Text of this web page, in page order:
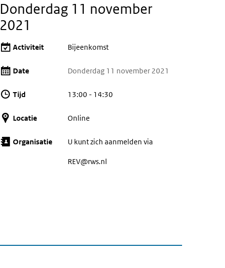
Donderdag 11 november
2021
Activiteit Bijeenkomst
Date Donderdag 11 november 2021
Tijd 13:00 - 14:30
Locatie Online
Organisatie U kunt zich aanmelden via
REV@rws.nl